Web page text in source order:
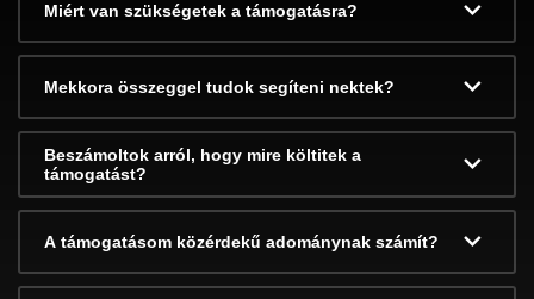
Miért van szükségetek a támogatásra?
Mekkora összeggel tudok segíteni nektek?
Beszámoltok arról, hogy mire költitek a
támogatást?
A támogatásom közérdekű adománynak számít?